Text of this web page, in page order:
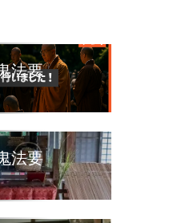
法要
法要